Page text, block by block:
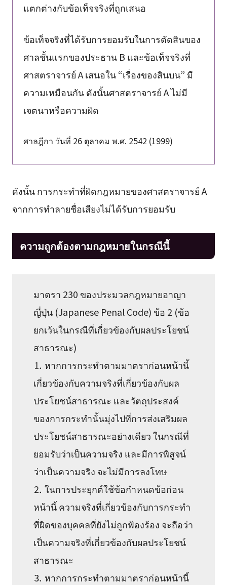
แตกต่างกับข้อเท็จจริงที่ถูกเสนอ
ข้อเท็จจริงที่ได้รับการยอมรับในการตัดสินของ
ศาลชั้นแรกของประธาน B และข้อเท็จจริงที่
ศาสตราจารย์ A เสนอใน “เรื่องของสินบน” มี
ความเหมือนกัน ดังนั้นศาสตราจารย์ A ไม่มี
เจตนาหรือความผิด
ศาลฎีกา วันที่ 26 ตุลาคม พ.ศ. 2542 (1999)
ดังนั้น การกระทำที่ผิดกฎหมายของศาสตราจารย์ A
จากการทำลายชื่อเสียงไม่ได้รับการยอมรับ
ความถูกต้องตามกฎหมายในกรณีนี้
มาตรา 230 ของประมวลกฎหมายอาญา
ญี่ปุ่น (Japanese Penal Code) ข้อ 2 (ข้อ
ยกเว้นในกรณีที่เกี่ยวข้องกับผลประโยชน์
สาธารณะ)
⒈ หากการกระทำตามมาตราก่อนหน้านี้
เกี่ยวข้องกับความจริงที่เกี่ยวข้องกับผล
ประโยชน์สาธารณะ และวัตถุประสงค์
ของการกระทำนั้นมุ่งไปที่การส่งเสริมผล
ประโยชน์สาธารณะอย่างเดียว ในกรณีที่
ยอมรับว่าเป็นความจริง และมีการพิสูจน์
ว่าเป็นความจริง จะไม่มีการลงโทษ
⒉ ในการประยุกต์ใช้ข้อกำหนดข้อก่อน
หน้านี้ ความจริงที่เกี่ยวข้องกับการกระทำ
ที่ผิดของบุคคลที่ยังไม่ถูกฟ้องร้อง จะถือว่า
เป็นความจริงที่เกี่ยวข้องกับผลประโยชน์
สาธารณะ
⒊ หากการกระทำตามมาตราก่อนหน้านี้